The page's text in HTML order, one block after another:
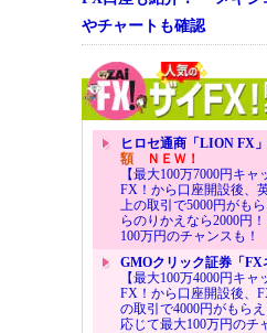
やチャートも確認
ヒロセ通商「LION FX」
額ＮＥＷ！
【最大100万7000円キ
FX！から口座開設後、
上の取引で5000円がも
らのりかえなら2000円
100万円のチャンスも！
GMOクリック証券「FX
【最大100万4000円キ
FX！から口座開設後、
の取引で4000円がもら
応じて最大100万円のチ